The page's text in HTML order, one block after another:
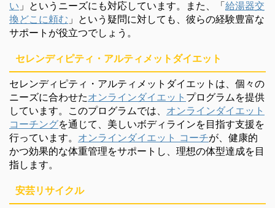
い 」というニーズにも対応しています。また、「給湯器交
換どこに頼む 」という疑問に対しても、彼らの経験豊富な
サポートが役立つでしょう。
セレンディピティ・アルティメットダイエット
セレンディピティ・アルティメットダイエットは、個々の
ニーズに合わせたオンラインダイエット プログラムを提供
しています。このプログラムでは、 オンラインダイエット
コーチングを通じて、美しいボディラインを目指す支援を
行っています。 オンラインダイエット コーチが、健康的
かつ効果的な体重管理をサポートし、理想の体型達成を目
指します。
安芸リサイクル